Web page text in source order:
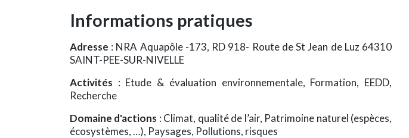
Informations pratiques
Adresse : NRA Aquapôle -173, RD 918- Route de St Jean de Luz 64310
SAINT-PEE-SUR-NIVELLE
Activités : Etude & évaluation environnementale, Formation, EEDD,
Recherche
Domaine d'actions : Climat, qualité de l’air, Patrimoine naturel (espèces,
écosystèmes, …), Paysages, Pollutions, risques